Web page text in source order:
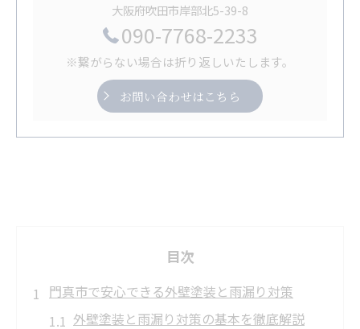
大阪府吹田市岸部北5-39-8
090-7768-2233
※繋がらない場合は折り返しいたします。
お問い合わせはこちら
目次
門真市で安心できる外壁塗装と雨漏り対策
外壁塗装と雨漏り対策の基本を徹底解説